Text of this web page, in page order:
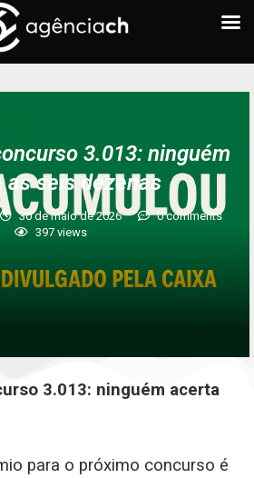
3.013: ninguém
as seis dezenas
30 de maio de 2026
0 comments
397 views
3.013: ninguém acerta
para o próximo concurso é